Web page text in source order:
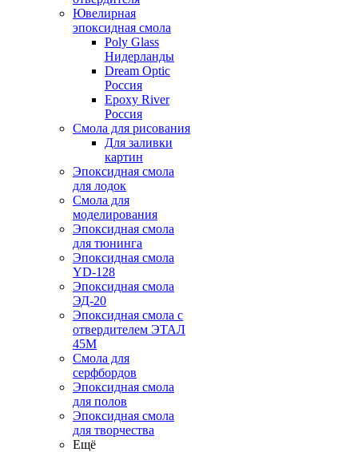
Ювелирная
эпоксидная смола
Poly Glass
Нидерланды
Dream Optic
Россия
Epoxy River
Россия
Смола для рисования
Для заливки
картин
Эпоксидная смола
для лодок
Смола для
моделирования
Эпоксидная смола
для тюнинга
Эпоксидная смола
YD-128
Эпоксидная смола
ЭД-20
Эпоксидная смола с
отвердителем ЭТАЛ
45М
Смола для
серфбордов
Эпоксидная смола
для полов
Эпоксидная смола
для творчества
Ещё